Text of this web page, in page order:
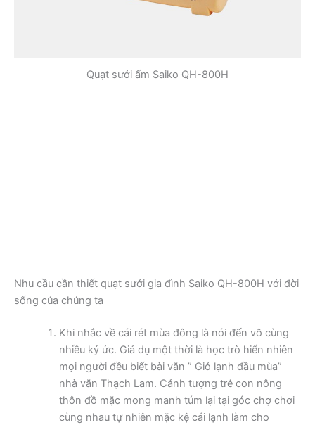
Quạt sưởi ấm Saiko QH-800H
Nhu cầu cần thiết quạt sưởi gia đình Saiko QH-800H với đời
sống của chúng ta
Khi nhắc về cái rét mùa đông là nói đến vô cùng
nhiều ký ức. Giả dụ một thời là học trò hiển nhiên
mọi người đều biết bài văn ” Gió lạnh đầu mùa”
nhà văn Thạch Lam. Cảnh tượng trẻ con nông
thôn đồ mặc mong manh túm lại tại góc chợ chơi
cùng nhau tự nhiên mặc kệ cái lạnh làm cho